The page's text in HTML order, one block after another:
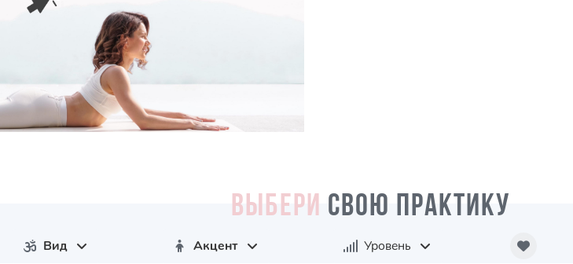
ВЫБЕРИ СВОЮ ПРАКТИКУ
Вид Акцент Уровень